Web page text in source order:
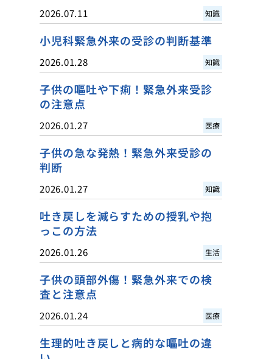
2026.07.11 知識
小児科緊急外来の受診の判断基準
2026.01.28 知識
子供の嘔吐や下痢！緊急外来受診
の注意点
2026.01.27 医療
子供の急な発熱！緊急外来受診の
判断
2026.01.27 知識
吐き戻しを減らすための授乳や抱
っこの方法
2026.01.26 生活
子供の頭部外傷！緊急外来での検
査と注意点
2026.01.24 医療
生理的吐き戻しと病的な嘔吐の違